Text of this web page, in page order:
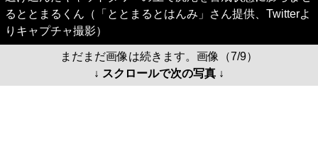
るととまるくん（「ととまるとはんみ」さん提供、Twitterよ
りキャプチャ撮影）
まだまだ画像は続きます。画像（7/9）
↓ スクロールで次の写真 ↓